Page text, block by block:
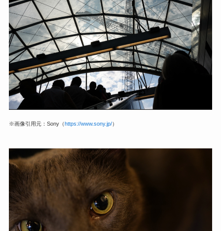
※画像引用元：Sony（https://www.sony.jp/）